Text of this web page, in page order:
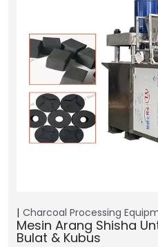
Charcoal Processing
Mesin Arang Shisha
Bulat & Kubus